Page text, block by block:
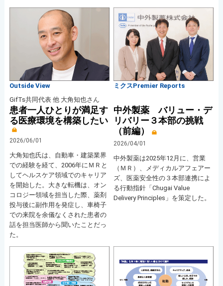
Outside View
GifTs共同代表 他 大角知也さん
患者一人ひとりが満足す
る医療環境を構築したい
2026/06/01
大角知也氏は、自動車・建築業界
での経験を経て、2006年にＭＲと
してヘルスケア領域でのキャリア
を開始した。大きな転機は、オン
コロジー領域を担当した際、薬剤
投与後に副作用を発症し、車椅子
での来院を余儀なくされた患者の
話を担当医師から聞いたことだっ
た。
ミクスPremier Reports
中外製薬 バリュー・デ
リバリー３本部の挑戦
（前編）
2026/04/01
中外製薬は2025年12月に、営業
（ＭＲ）、メディカルアフェアー
ズ、医薬安全性の３本部連携によ
る行動指針「Chugai Value
Delivery Principles」を策定した。